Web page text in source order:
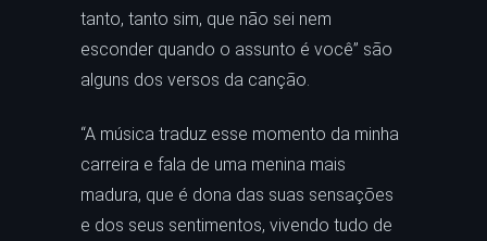
tanto, tanto sim, que não sei nem
esconder quando o assunto é você” são
alguns dos versos da canção.
“A música traduz esse momento da minha
carreira e fala de uma menina mais
madura, que é dona das suas sensações
e dos seus sentimentos, vivendo tudo de